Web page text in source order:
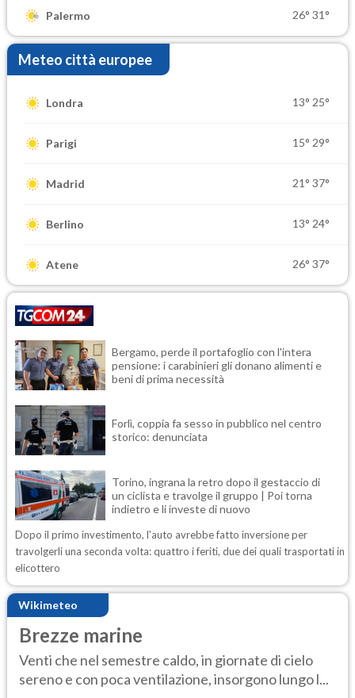
Palermo 26° 31°
Meteo città europee
Londra 13° 25°
Parigi 15° 29°
Madrid 21° 37°
Berlino 13° 24°
Atene 26° 37°
Bergamo, perde il portafoglio con l'intera
pensione: i carabinieri gli donano alimenti e
beni di prima necessità
Forlì, coppia fa sesso in pubblico nel centro
storico: denunciata
Torino, ingrana la retro dopo il gestaccio di
un ciclista e travolge il gruppo | Poi torna
indietro e li investe di nuovo
Dopo il primo investimento, l'auto avrebbe fatto inversione per
travolgerli una seconda volta: quattro i feriti, due dei quali trasportati in
elicottero
Wikimeteo
Brezze marine
Venti che nel semestre caldo, in giornate di cielo
sereno e con poca ventilazione, insorgono lungo l...